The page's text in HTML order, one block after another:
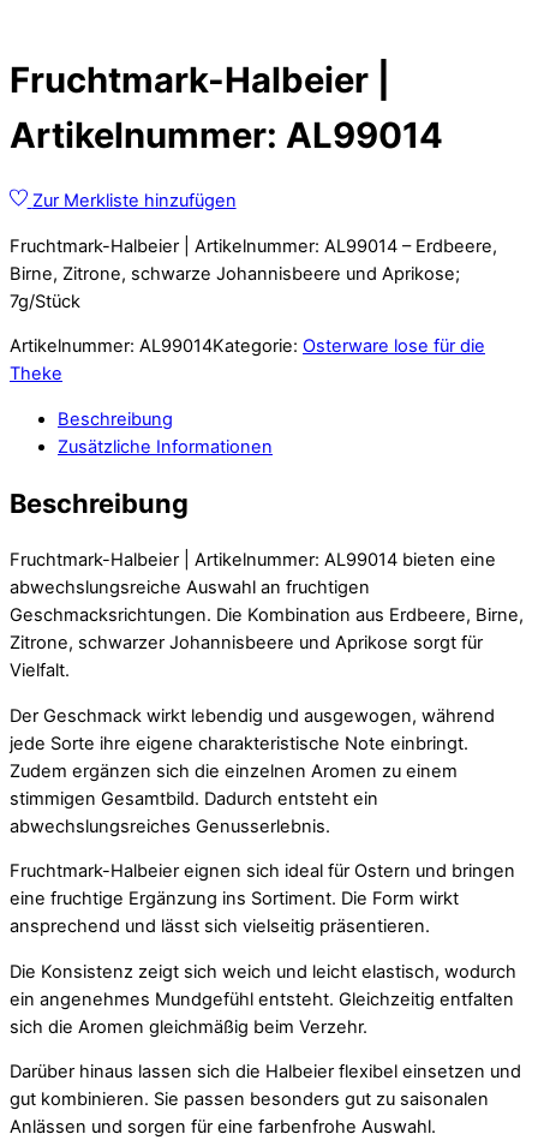
Fruchtmark-Halbeier |
Artikelnummer: AL99014
Zur Merkliste hinzufügen
Fruchtmark-Halbeier | Artikelnummer: AL99014 – Erdbeere,
Birne, Zitrone, schwarze Johannisbeere und Aprikose;
7g/Stück
Artikelnummer: AL99014Kategorie: Osterware lose für die
Theke
Beschreibung
Zusätzliche Informationen
Beschreibung
Fruchtmark-Halbeier | Artikelnummer: AL99014 bieten eine
abwechslungsreiche Auswahl an fruchtigen
Geschmacksrichtungen. Die Kombination aus Erdbeere, Birne,
Zitrone, schwarzer Johannisbeere und Aprikose sorgt für
Vielfalt.
Der Geschmack wirkt lebendig und ausgewogen, während
jede Sorte ihre eigene charakteristische Note einbringt.
Zudem ergänzen sich die einzelnen Aromen zu einem
stimmigen Gesamtbild. Dadurch entsteht ein
abwechslungsreiches Genusserlebnis.
Fruchtmark-Halbeier eignen sich ideal für Ostern und bringen
eine fruchtige Ergänzung ins Sortiment. Die Form wirkt
ansprechend und lässt sich vielseitig präsentieren.
Die Konsistenz zeigt sich weich und leicht elastisch, wodurch
ein angenehmes Mundgefühl entsteht. Gleichzeitig entfalten
sich die Aromen gleichmäßig beim Verzehr.
Darüber hinaus lassen sich die Halbeier flexibel einsetzen und
gut kombinieren. Sie passen besonders gut zu saisonalen
Anlässen und sorgen für eine farbenfrohe Auswahl.